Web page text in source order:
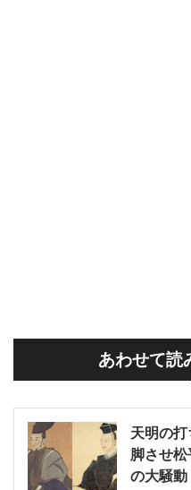
あわせて読
天明の
脚させ
の大騒動